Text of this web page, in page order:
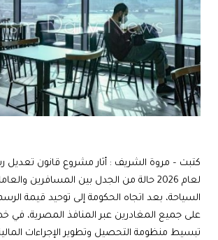
كتبت – مروة الشريف : أثار مشروع قانون
لعام 2026 حالة من الجدل بين المسافرين
على جميع المغادرين عبر المنافذ المصرية،
تبسيط منظومة التحصيل وتطوير الإجراءات